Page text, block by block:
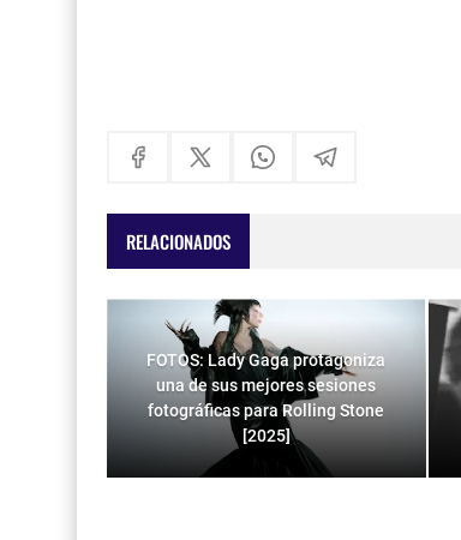
RELACIONADOS
FOTOS: Lady Gaga protagoniza
una de sus mejores sesiones
fotográficas para Rolling Stone
[2025]